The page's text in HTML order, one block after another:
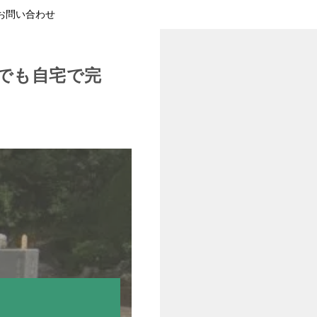
問い合わせ
も自宅で完